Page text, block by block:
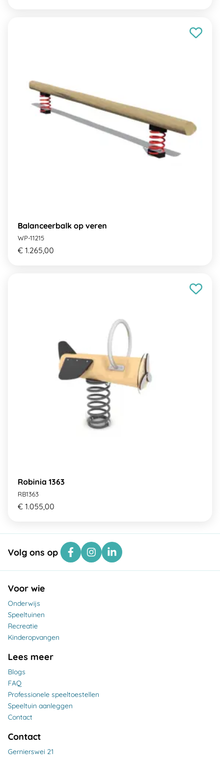
Balanceerbalk op veren
WP-11215
€ 1.265,00
Robinia 1363
RB1363
€ 1.055,00
Volg ons op
Voor wie
Onderwijs
Speeltuinen
Recreatie
Kinderopvangen
Lees meer
Blogs
FAQ
Professionele speeltoestellen
Speeltuin aanleggen
Contact
Contact
Gernierswei 21